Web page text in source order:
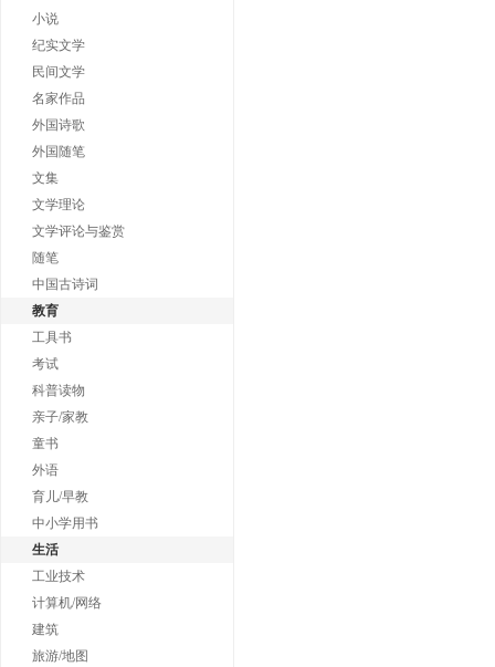
小说
纪实文学
民间文学
名家作品
外国诗歌
外国随笔
文集
文学理论
文学评论与鉴赏
随笔
中国古诗词
教育
工具书
考试
科普读物
亲子/家教
童书
外语
育儿/早教
中小学用书
生活
工业技术
计算机/网络
建筑
旅游/地图